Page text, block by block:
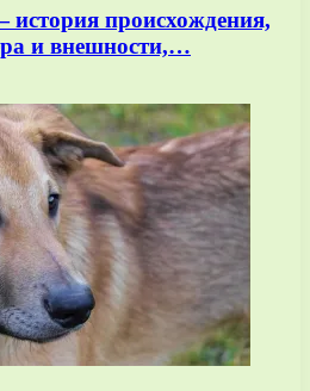
история происхождения,
и внешности,…